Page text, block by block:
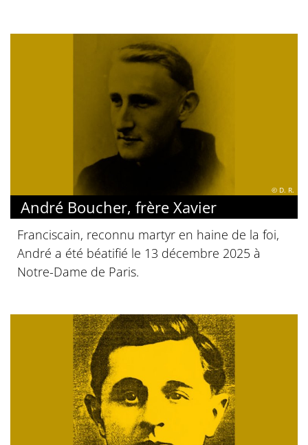
© D. R.
André Boucher, frère Xavier
Franciscain, reconnu martyr en haine de la foi,
André a été béatifié le 13 décembre 2025 à
Notre-Dame de Paris.